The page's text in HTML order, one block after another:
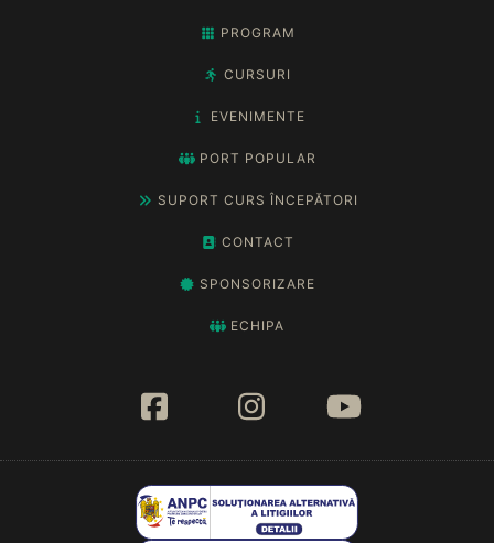
PROGRAM
CURSURI
EVENIMENTE
PORT POPULAR
SUPORT CURS ÎNCEPĂTORI
CONTACT
SPONSORIZARE
ECHIPA